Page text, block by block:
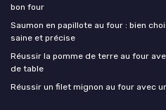
bon four
Saumon en papillote au four : bien
saine et précise
Réussir la pomme de terre au four
de table
Réussir un filet mignon au four avec